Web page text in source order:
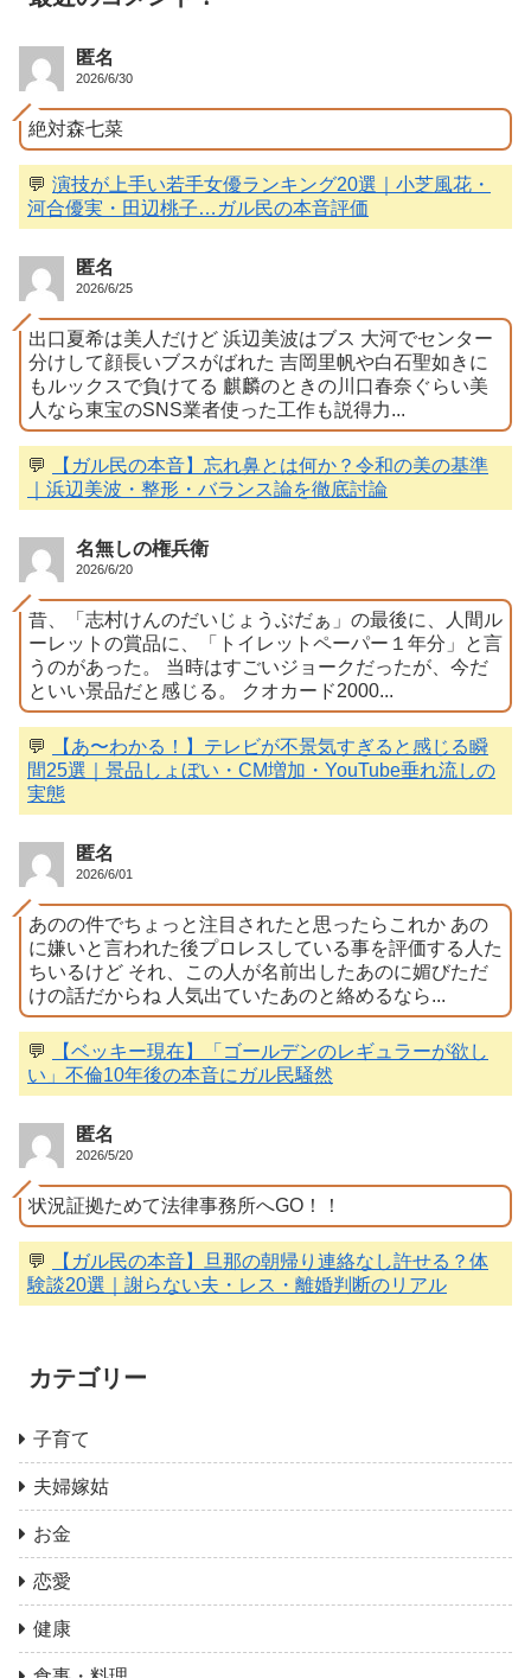
匿名
2026/6/30
絶対森七菜
💬 演技が上手い若手女優ランキング20選｜小芝風花・
河合優実・田辺桃子…ガル民の本音評価
匿名
2026/6/25
出口夏希は美人だけど 浜辺美波はブス 大河でセンター
分けして顔長いブスがばれた 吉岡里帆や白石聖如きに
もルックスで負けてる 麒麟のときの川口春奈ぐらい美
人なら東宝のSNS業者使った工作も説得力...
💬
【ガル民の本音】忘れ鼻とは何か？令和の美の基準
｜浜辺美波・整形・バランス論を徹底討論
名無しの権兵衛
2026/6/20
昔、「志村けんのだいじょうぶだぁ」の最後に、人間ル
ーレットの賞品に、「トイレットペーパー１年分」と言
うのがあった。 当時はすごいジョークだったが、今だ
といい景品だと感じる。 クオカード2000...
💬
【あ〜わかる！】テレビが不景気すぎると感じる瞬
間25選｜景品しょぼい・CM増加・YouTube垂れ流しの
実態
匿名
2026/6/01
あのの件でちょっと注目されたと思ったらこれか あの
に嫌いと言われた後プロレスしている事を評価する人た
ちいるけど それ、この人が名前出したあのに媚びただ
けの話だからね 人気出ていたあのと絡めるなら...
💬
【ベッキー現在】「ゴールデンのレギュラーが欲し
い」不倫10年後の本音にガル民騒然
匿名
2026/5/20
状況証拠ためて法律事務所へGO！！
💬
【ガル民の本音】旦那の朝帰り連絡なし許せる？体
験談20選｜謝らない夫・レス・離婚判断のリアル
カテゴリー
子育て
夫婦嫁姑
お金
恋愛
健康